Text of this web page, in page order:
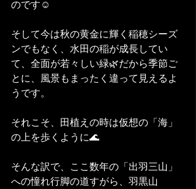
のです☺️
そして今は秋の黄金に輝く稲穂シーズ
ンでもなく、水田の稲が成長してい
て、全面が若々しい緑🌿だから季節ご
とに、風景もまったく違って見えるよ
うです。
それこそ、田植えの時は仮想の「海」
の上を歩くように🌊
そんな訳で、ここ数年の「出羽三山」
への憧れ行脚の道すがら、羽黒山